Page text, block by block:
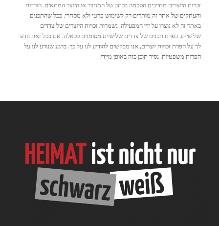
זכויות היוצרים מחייבים הסכמה בכתב של המחבר או היוצר המתאים. הורדות
והעתקים של אתר זה מותרים רק לשימוש פרטי ולא מסחרי. ככל שהתכנים
באתר זה לא נוצרו על ידי המפעילה, נשמרות זכויות היוצרים של צדדים
שלישיים. בפרט תכנים של צדדים שלישיים מסומנים ככאלה. אם בכל זאת נודע
לך על הפרת זכויות יוצרים, אנו מבקשים להודיע לנו על כך. ברגע שנודע לנו על
הפרות משפטיות, נסיר תוכן כזה באופן מיידי.